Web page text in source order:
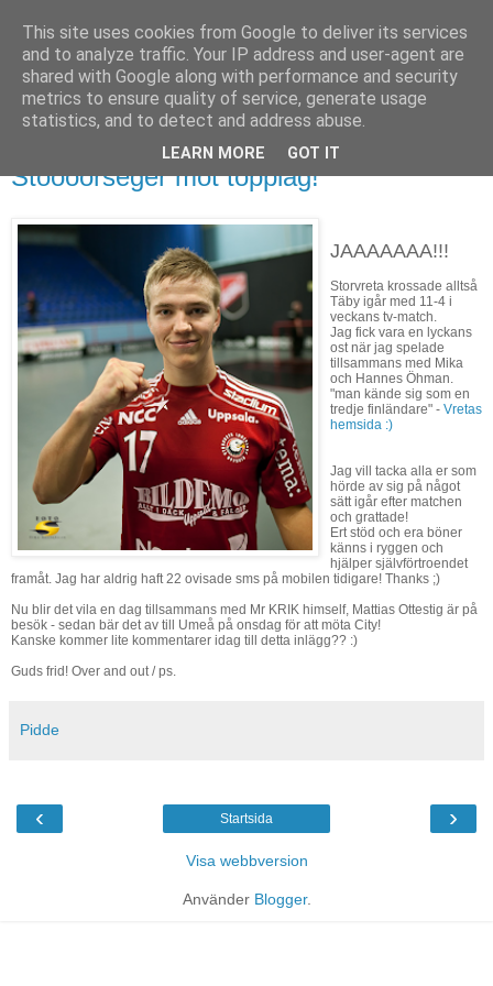
24 november 2009
Stoooorseger mot topplag!
JAAAAAAA!!!
Storvreta krossade alltså
Täby igår med 11-4 i
veckans tv-match.
Jag fick vara en lyckans
ost när jag spelade
tillsammans med Mika
och Hannes Öhman.
"man kände sig som en
tredje finländare" - Vretas
hemsida :)
Jag vill tacka alla er som
hörde av sig på något
sätt igår efter matchen
och grattade!
Ert stöd och era böner
känns i ryggen och
hjälper självförtroendet
framåt. Jag har aldrig haft 22 ovisade sms på mobilen tidigare! Thanks ;)
Nu blir det vila en dag tillsammans med Mr KRIK himself, Mattias Ottestig är på
besök - sedan bär det av till Umeå på onsdag för att möta City!
Kanske kommer lite kommentarer idag till detta inlägg?? :)
Guds frid! Over and out / ps.
Pidde
‹ ›
Startsida
Visa webbversion
Använder Blogger.
This site uses cookies from Google to deliver its services
and to analyze traffic. Your IP address and user-agent are
shared with Google along with performance and security
metrics to ensure quality of service, generate usage
statistics, and to detect and address abuse.
LEARN MORE GOT IT